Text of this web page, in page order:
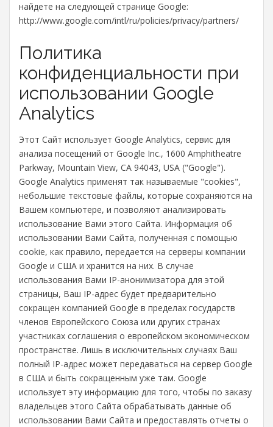
найдете на следующей странице Google:
http://www.google.com/intl/ru/policies/privacy/partners/
Политика
конфиденциальности при
использовании Google
Analytics
Этот Сайт использует Google Analytics, сервис для
анализа посещений от Google Inc., 1600 Amphitheatre
Parkway, Mountain View, CA 94043, USA ("Google").
Google Analytics применят так называемые "cookies",
небольшие текстовые файлы, которые сохраняются на
Вашем компьютере, и позволяют анализировать
использование Вами этого Сайта. Информация об
использовании Вами Сайта, полученная с помощью
cookie, как правило, передается на серверы компании
Google и США и хранится на них. В случае
использования Вами IP-анонимизатора для этой
страницы, Ваш IP-адрес будет предварительно
сокращен компанией Google в пределах государств
членов Европейского Союза или других странах
участниках соглашения о европейском экономическом
пространстве. Лишь в исключительных случаях Ваш
полный IP-адрес может передаваться на сервер Google
в США и быть сокращенным уже там. Google
использует эту информацию для того, чтобы по заказу
владельцев этого Сайта обрабатывать данные об
использовании Вами Сайта и предоставлять отчеты о